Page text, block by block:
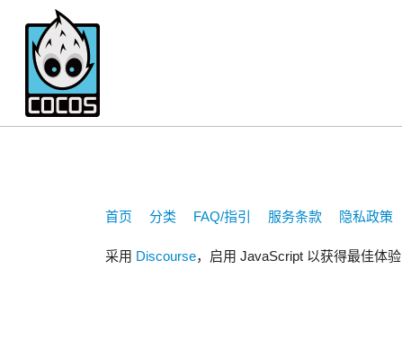
首页 分类 FAQ/指引 服务条款 隐私政策
采用 Discourse，启用 JavaScript 以获得最佳体验